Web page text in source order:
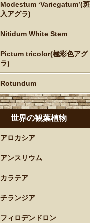
Modestum ‘Variegatum’(斑
入アグラ)
Nitidum White Stem
Pictum tricolor(極彩色アグ
ラ)
Rotundum
世界の観葉植物
アロカシア
アンスリウム
カラテア
チランジア
フィロデンドロン